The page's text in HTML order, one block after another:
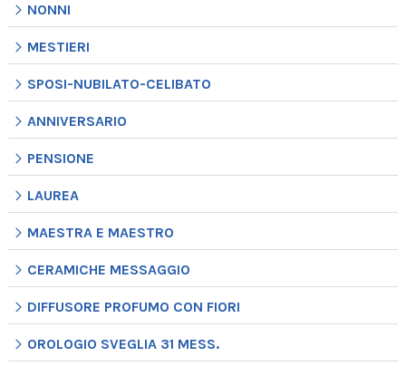
NONNI
MESTIERI
SPOSI-NUBILATO-CELIBATO
ANNIVERSARIO
PENSIONE
LAUREA
MAESTRA E MAESTRO
CERAMICHE MESSAGGIO
DIFFUSORE PROFUMO CON FIORI
OROLOGIO SVEGLIA 31 MESS.